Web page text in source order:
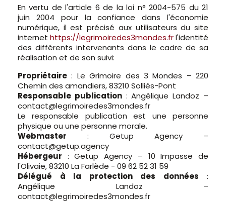
En vertu de l'article 6 de la loi n° 2004-575 du 21
juin 2004 pour la confiance dans l'économie
numérique, il est précisé aux utilisateurs du site
internet https://legrimoiredes3mondes.frl'identité
des différents intervenants dans le cadre de sa
réalisation et de son suivi:
Propriétaire : Le Grimoire des 3 Mondes – 220
Chemin des amandiers, 83210 Solliès-Pont
Responsable publication: Angélique Landoz –
contact@legrimoiredes3mondes.fr
Le responsable publication est une personne
physique ou une personne morale.
Webmaster : Getup Agency –
contact@getup.agency
Hébergeur : Getup Agency – 10 Impasse de
l'Olivaie, 83210 La Farlède - 09 62 52 31 59
Délégué à la protection des données :
Angélique Landoz –
contact@legrimoiredes3mondes.fr